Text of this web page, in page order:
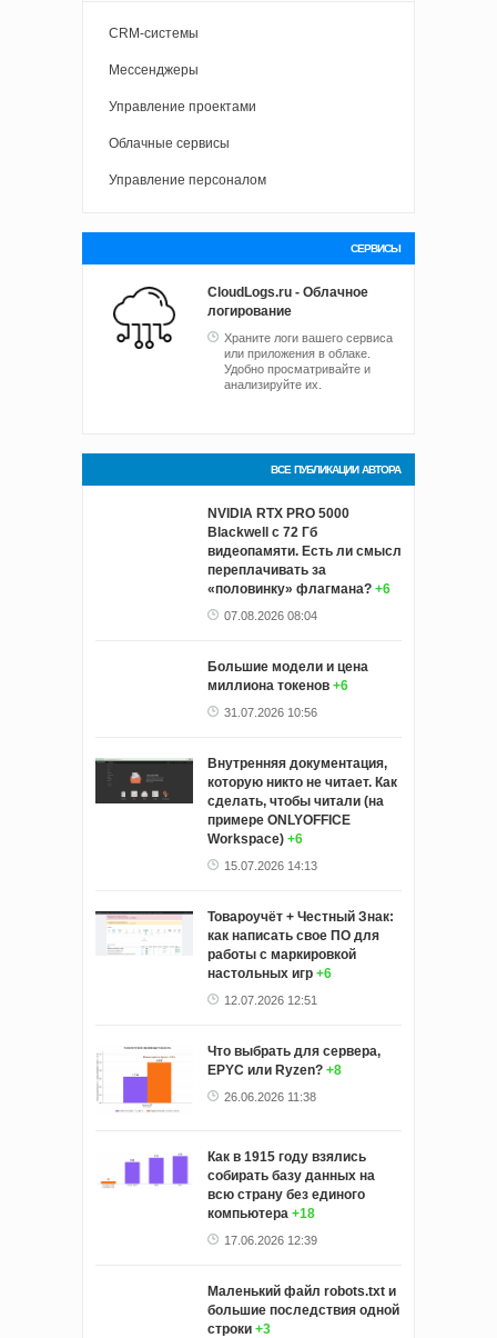
CRM-системы
Мессенджеры
Управление проектами
Облачные сервисы
Управление персоналом
СЕРВИСЫ
CloudLogs.ru - Облачное
логирование
Храните логи вашего сервиса
или приложения в облаке.
Удобно просматривайте и
анализируйте их.
ВСЕ ПУБЛИКАЦИИ АВТОРА
NVIDIA RTX PRO 5000
Blackwell с 72 Гб
видеопамяти. Есть ли смысл
переплачивать за
«половинку» флагмана? +6
07.08.2026 08:04
Большие модели и цена
миллиона токенов +6
31.07.2026 10:56
Внутренняя документация,
которую никто не читает. Как
сделать, чтобы читали (на
примере ONLYOFFICE
Workspace) +6
15.07.2026 14:13
Товароучёт + Честный Знак:
как написать свое ПО для
работы с маркировкой
настольных игр +6
12.07.2026 12:51
Что выбрать для сервера,
EPYC или Ryzen? +8
26.06.2026 11:38
Как в 1915 году взялись
собирать базу данных на
всю страну без единого
компьютера +18
17.06.2026 12:39
Маленький файл robots.txt и
большие последствия одной
строки +3